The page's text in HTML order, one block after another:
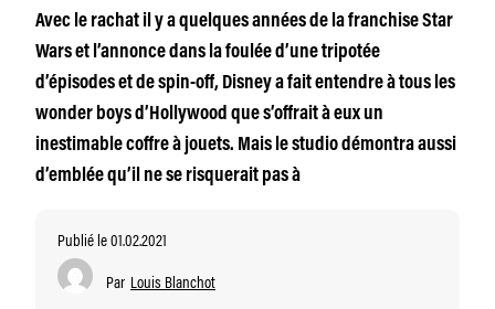
Avec le rachat il y a quelques années de la franchise Star
Wars et l’annonce dans la foulée d’une tripotée
d’épisodes et de spin-off, Disney a fait entendre à tous les
wonder boys d’Hollywood que s’offrait à eux un
inestimable coffre à jouets. Mais le studio démontra aussi
d’emblée qu’il ne se risquerait pas à
Publié le 01.02.2021
Par Louis Blanchot